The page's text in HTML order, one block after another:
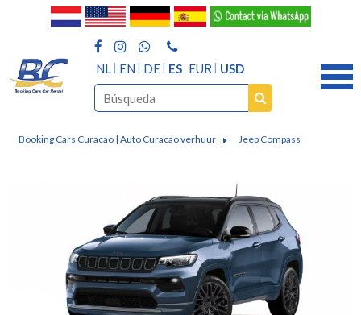
NL EN DE ES EUR USD
Booking Cars Curacao | Auto Curacao verhuur Jeep Compass